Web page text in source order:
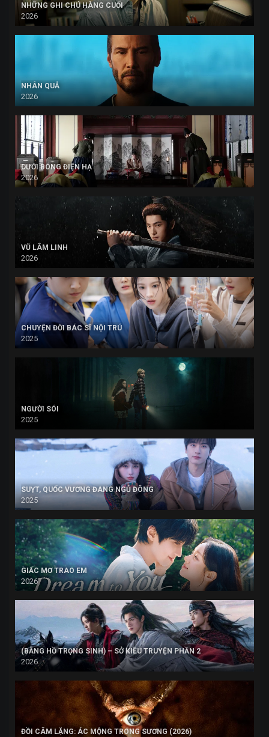
NHỮNG GHI CHÚ HÀNG CUỐI
2026
NHÂN QUẢ
2026
DƯỚI BÓNG ĐIỆN HẠ
2026
VŨ LÂM LINH
2026
CHUYỆN ĐỜI BÁC SĨ NỘI TRÚ
2025
NGƯỜI SÓI
2025
SUỴT, QUỐC VƯƠNG ĐANG NGỦ ĐÔNG
2025
GIẤC MƠ TRAO EM
2026
(BĂNG HỒ TRỌNG SINH) – SỞ KIỀU TRUYỆN PHẦN 2
2026
ĐỒI CÂM LẶNG: ÁC MỘNG TRONG SƯƠNG (2026)